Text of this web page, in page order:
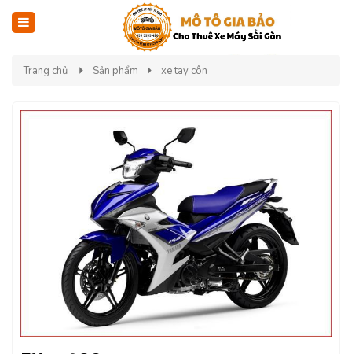
Trang chủ Sản phẩm xe tay côn